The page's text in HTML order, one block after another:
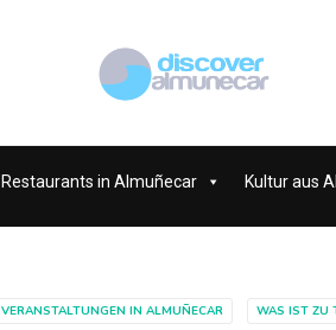
Restaurants in Almuñecar Kultur aus
VERANSTALTUNGEN IN ALMUÑECAR WAS IST ZU